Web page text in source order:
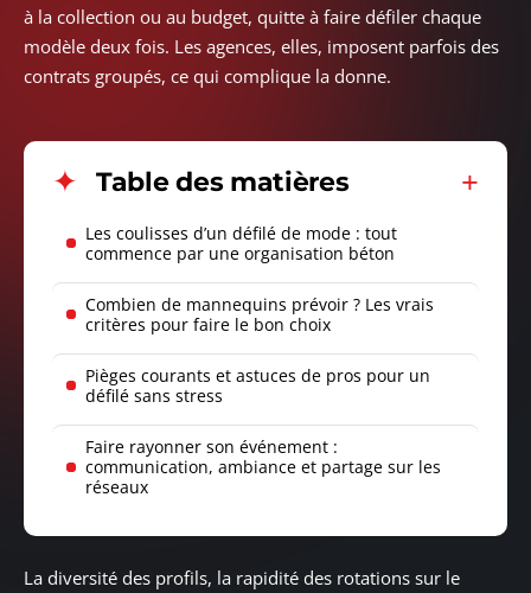
à la collection ou au budget, quitte à faire défiler chaque
modèle deux fois. Les agences, elles, imposent parfois des
contrats groupés, ce qui complique la donne.
Table des matières
Les coulisses d’un défilé de mode : tout
commence par une organisation béton
Combien de mannequins prévoir ? Les vrais
critères pour faire le bon choix
Pièges courants et astuces de pros pour un
défilé sans stress
Faire rayonner son événement :
communication, ambiance et partage sur les
réseaux
La diversité des profils, la rapidité des rotations sur le